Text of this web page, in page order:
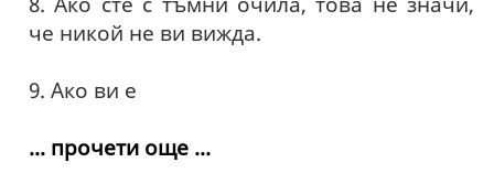
че никой не ви вижда.
9. Ако ви е
... прочети още ...